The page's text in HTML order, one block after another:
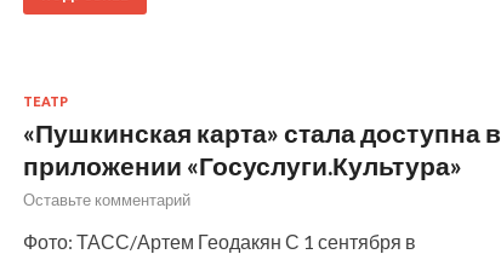
ТЕАТР
«Пушкинская карта» стала доступна в
приложении «Госуслуги.Культура»
Оставьте комментарий
Фото: ТАСС/Артем Геодакян С 1 сентября в